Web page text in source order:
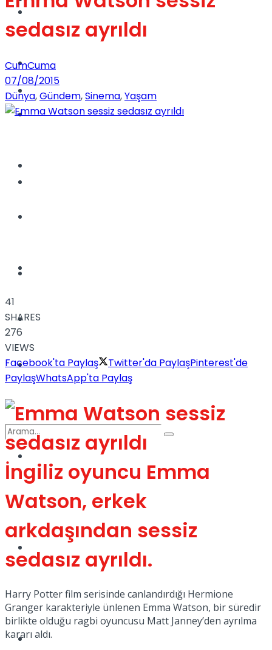
Kadınca
Müzik
Spor
Dünya
Türkiye
Müzik
Podcast
No Result
View All Result
sedasız ayrıldı
CumCuma
07/08/2015
Dünya,Gündem,Sinema,Yaşam
41
SHARES
276
VIEWS
Facebook'ta Paylaş
Twitter'da PaylaşPinterest'de
PaylaşWhatsApp'ta Paylaş
İngiliz oyuncu Emma
Watson, erkek
arkdaşından sessiz
sedasız ayrıldı.
Harry Potter film serisinde canlandırdığı Hermione
Granger karakteriyle ünlenen Emma Watson, bir süredir
birlikte olduğu ragbi oyuncusu Matt Janney’den ayrılma
kararı aldı.